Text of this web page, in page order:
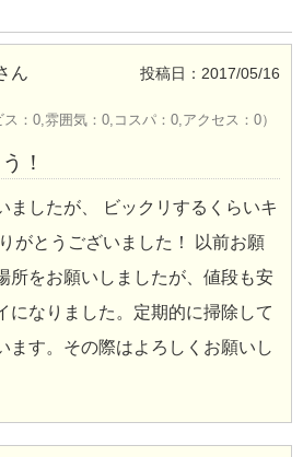
ん 投稿日：2017/05/16
ス：0,雰囲気：0,コスパ：0,アクセス：0）
！
ましたが、 ビックリするくらいキ
がとうございました！ 以前お願
所をお願いしましたが、値段も安
になりました。定期的に掃除して
ます。その際はよろしくお願いし